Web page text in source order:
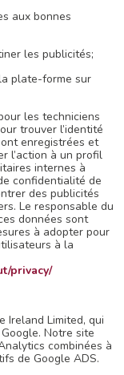
aux bonnes
les publicités;
plate-forme sur
les techniciens
trouver l’identité
enregistrées et
l’action à un profil
internes à
confidentialité de
des publicités
Le responsable du
données sont
à adopter pour
à la
privacy/
Ireland Limited, qui
Notre site
combinées à
de Google ADS.